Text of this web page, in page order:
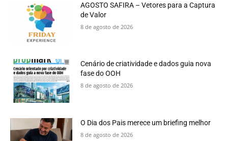
AGOSTO SAFIRA – Vetores para a Captura
de Valor
8 de agosto de 2026
Cenário de criatividade e dados guia nova
fase do OOH
8 de agosto de 2026
O Dia dos Pais merece um briefing melhor
8 de agosto de 2026